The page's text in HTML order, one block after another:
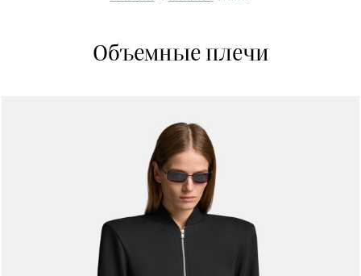
Объемные плечи